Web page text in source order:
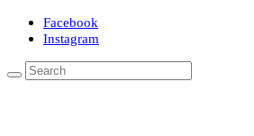
Facebook
Instagram